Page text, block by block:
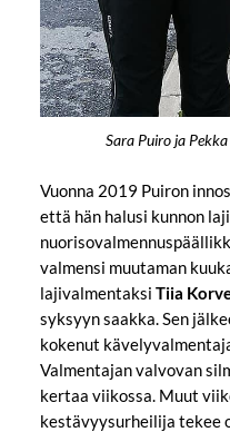
Sara Puiro ja
Vuonna 2019 Puiron
että hän halusi kunnon
valmensi muutaman
lajivalmentaksi Tiia
syksyyn saakka. Sen
kokenut
Valmentajan valvovan
kertaa viikossa. Muut
kestävyysurheilija tekee